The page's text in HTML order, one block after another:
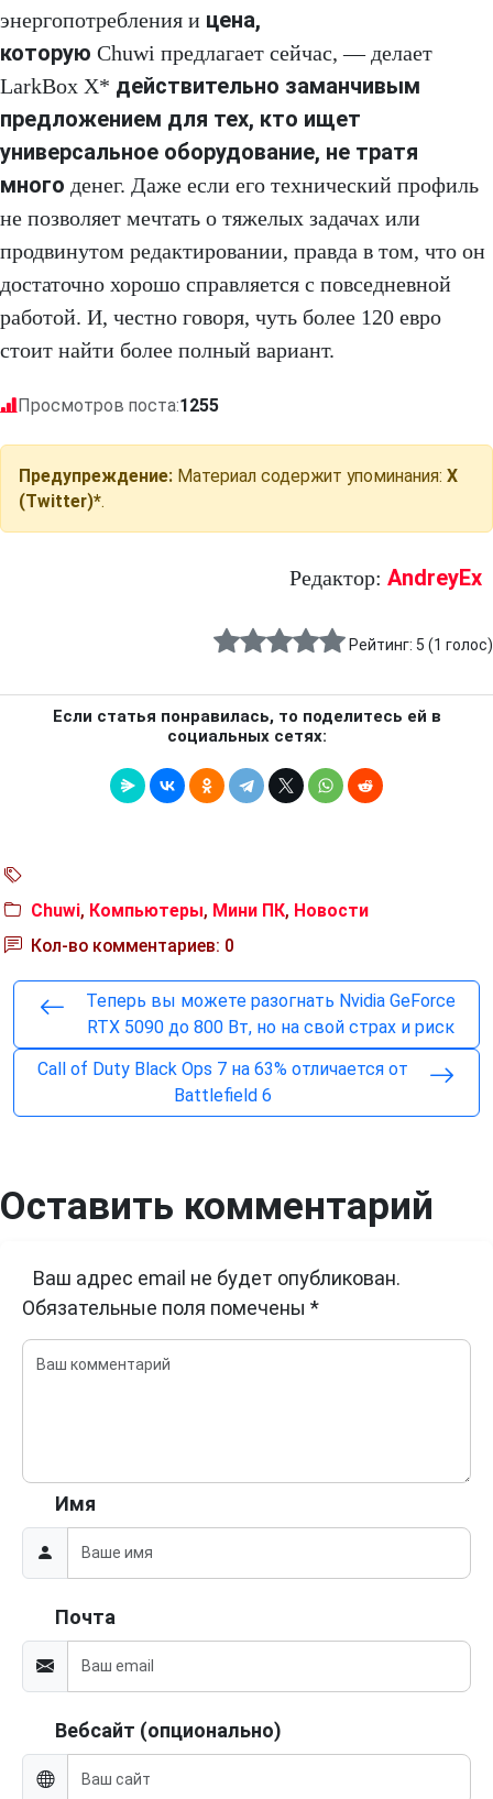
энергопотребления и цена,
которую Chuwi предлагает сейчас, — делает
LarkBox X* действительно заманчивым
предложением для тех, кто ищет
универсальное оборудование, не тратя
много денег. Даже если его технический профиль
не позволяет мечтать о тяжелых задачах или
продвинутом редактировании, правда в том, что он
достаточно хорошо справляется с повседневной
работой. И, честно говоря, чуть более 120 евро
стоит найти более полный вариант.
Просмотров поста:1255
Предупреждение: Материал содержит упоминания: X
(Twitter)*.
Редактор: AndreyEx
Рейтинг: 5 (1 голос)
Если статья понравилась, то поделитесь ей в
социальных сетях:
Chuwi, Компьютеры, Мини ПК, Новости
Кол-во комментариев: 0
Теперь вы можете разогнать Nvidia GeForce
RTX 5090 до 800 Вт, но на свой страх и риск
Call of Duty Black Ops 7 на 63% отличается от
Battlefield 6
Оставить комментарий
Ваш адрес email не будет опубликован.
Обязательные поля помечены *
Имя
Почта
Вебсайт (опционально)